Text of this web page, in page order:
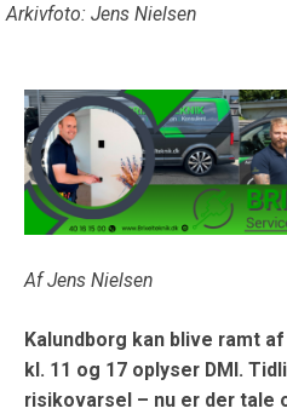
Arkivfoto: Jens Nielsen
Af Jens Nielsen
Kalundborg kan blive ramt
kl. 11 og 17 oplyser DMI.
risikovarsel – nu er der tale